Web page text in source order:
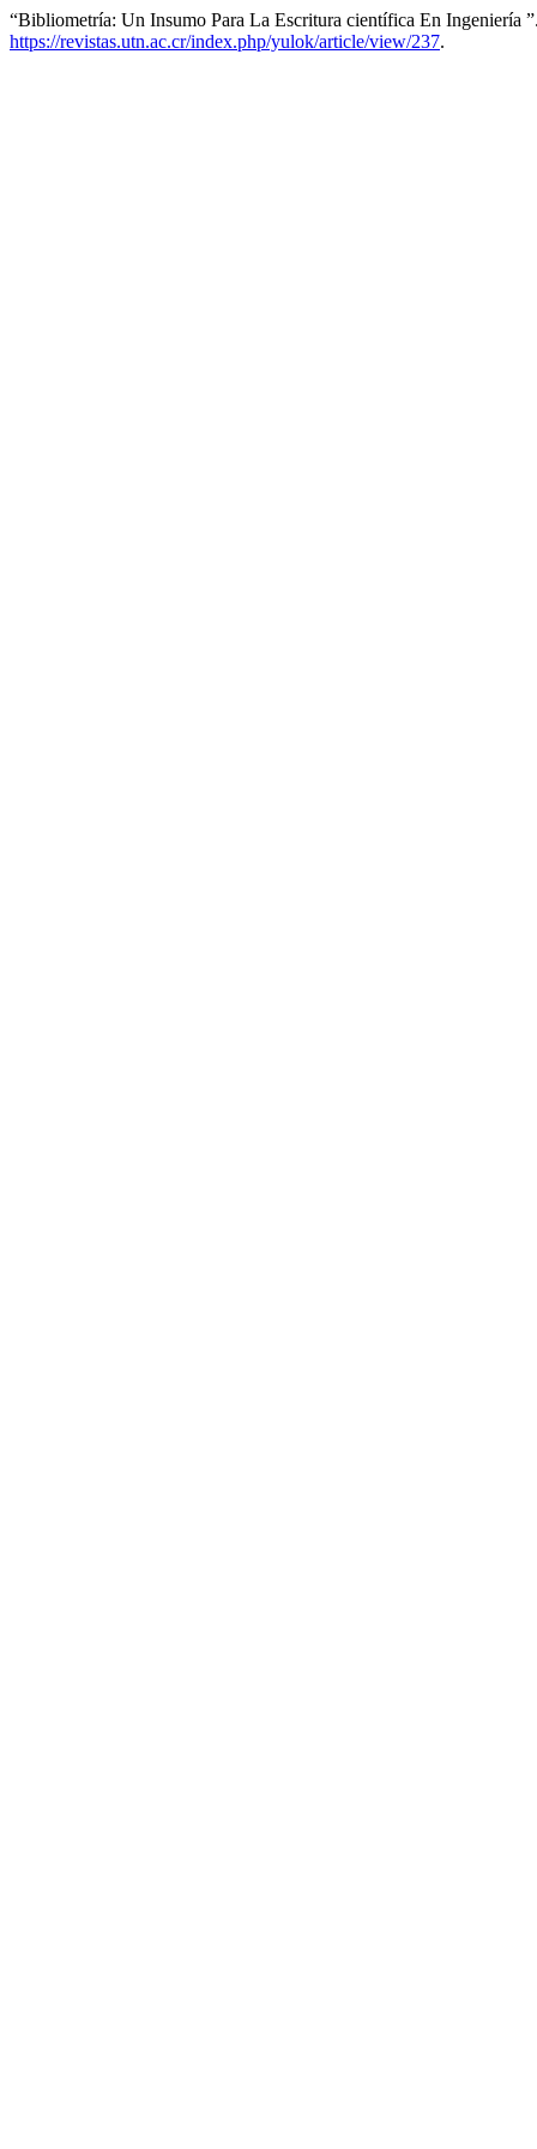
“Bibliometría: Un Insumo Para La Escritura científica En Ingeniería
https://revistas.utn.ac.cr/index.php/yulok/article/view/237.